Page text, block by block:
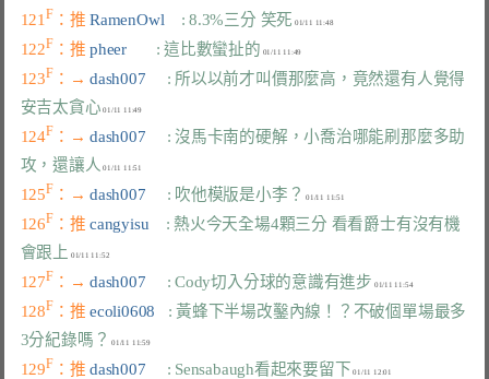
121 F ：推 RamenOwl : 8.3%三分 笑死 01/11 11:48
122F ：推 pheer : 這比數蠻扯的
123F ：→ dash007 : 所以以前才叫價那麼高，竟然還有人覺得
安吉太貪心
01/11 11:49
124F ：→ dash007 : 沒馬卡南的硬解，小喬治哪能刷那麼多助
攻，還讓人
125F ：→ dash007 : 吹他模版是小李？
126F ：推 cangyisu : 熱火今天全場4顆三分 看看爵士有沒有機
會跟上
127F ：→ dash007 : Cody切入分球的意識有進步 01/11 11:54
128F ：推 ecoli0608 : 黃蜂下半場改鑿內線！？不破個單場最多
3分紀錄嗎？
01/11 11:59
129F ：推 dash007 : Sensabaugh看起來要留下